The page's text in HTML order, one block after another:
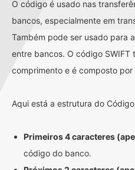
O código é usado nas
bancos, especialmente em
Também pode ser usado para
entre bancos. O código SWIFT
comprimento e é composto por
Aqui está a estrutura do Código
Primeiros 4 caracteres
código do banco.